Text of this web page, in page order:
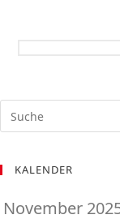
KALENDER